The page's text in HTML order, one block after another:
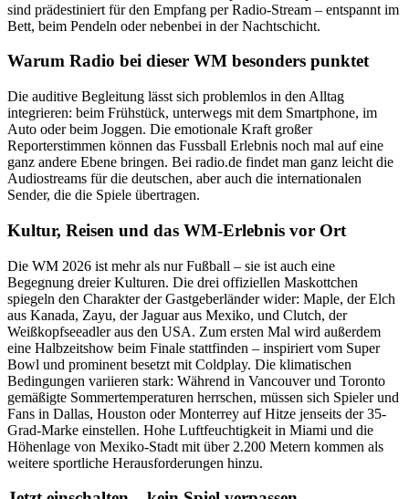
sind prädestiniert für den Empfang per Radio-Stream – entspannt im
Bett, beim Pendeln oder nebenbei in der Nachtschicht.
Warum Radio bei dieser WM besonders punktet
Die auditive Begleitung lässt sich problemlos in den Alltag
integrieren: beim Frühstück, unterwegs mit dem Smartphone, im
Auto oder beim Joggen. Die emotionale Kraft großer
Reporterstimmen können das Fussball Erlebnis noch mal auf eine
ganz andere Ebene bringen. Bei radio.de findet man ganz leicht die
Audiostreams für die deutschen, aber auch die internationalen
Sender, die die Spiele übertragen.
Kultur, Reisen und das WM-Erlebnis vor Ort
Die WM 2026 ist mehr als nur Fußball – sie ist auch eine
Begegnung dreier Kulturen. Die drei offiziellen Maskottchen
spiegeln den Charakter der Gastgeberländer wider: Maple, der Elch
aus Kanada, Zayu, der Jaguar aus Mexiko, und Clutch, der
Weißkopfseeadler aus den USA. Zum ersten Mal wird außerdem
eine Halbzeitshow beim Finale stattfinden – inspiriert vom Super
Bowl und prominent besetzt mit Coldplay. Die klimatischen
Bedingungen variieren stark: Während in Vancouver und Toronto
gemäßigte Sommertemperaturen herrschen, müssen sich Spieler und
Fans in Dallas, Houston oder Monterrey auf Hitze jenseits der 35-
Grad-Marke einstellen. Hohe Luftfeuchtigkeit in Miami und die
Höhenlage von Mexiko-Stadt mit über 2.200 Metern kommen als
weitere sportliche Herausforderungen hinzu.